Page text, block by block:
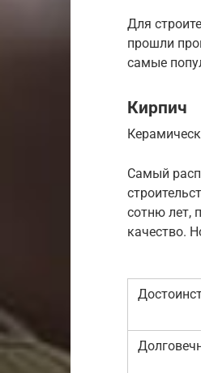
Для
прошли
самые
Кирпич
Самый
сотню лет,
качество.